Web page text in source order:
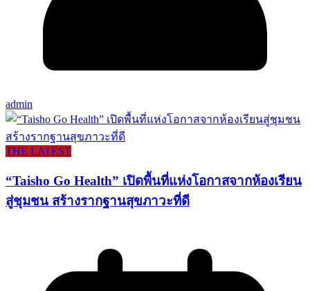
admin
THE LATEST
“Taisho Go Health” เปิดพื้นที่แห่งโอกาสจากห้องเรียน
สู่ชุมชน สร้างรากฐานสุขภาวะที่ดี